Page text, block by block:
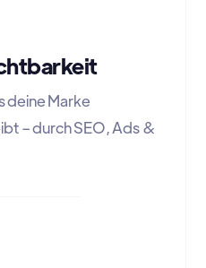
deine Marke
– durch SEO, Ads &